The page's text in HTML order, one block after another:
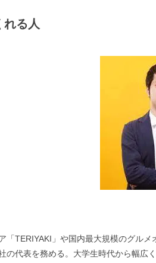
れる人
「TERIYAKI」や国内最大規模のグル
の代表を務める。大学生時代から幅広